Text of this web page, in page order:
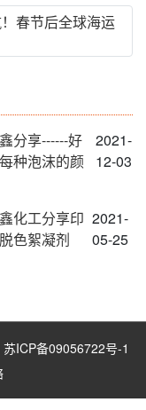
春节后全球海运
分享------好
种泡沫的颜
2021-
12-03
化工分享印
色絮凝剂
2021-
05-25
苏ICP备09056722号-1